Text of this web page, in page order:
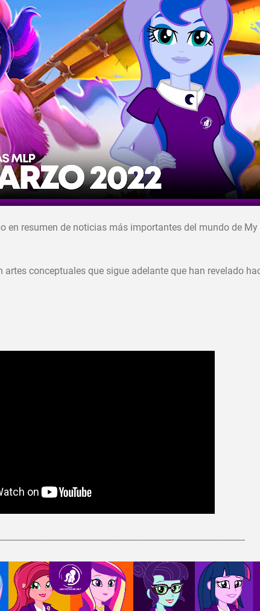
en resumen de noticias más importantes del mundo de
conceptuales que sigue adelante que han revelado